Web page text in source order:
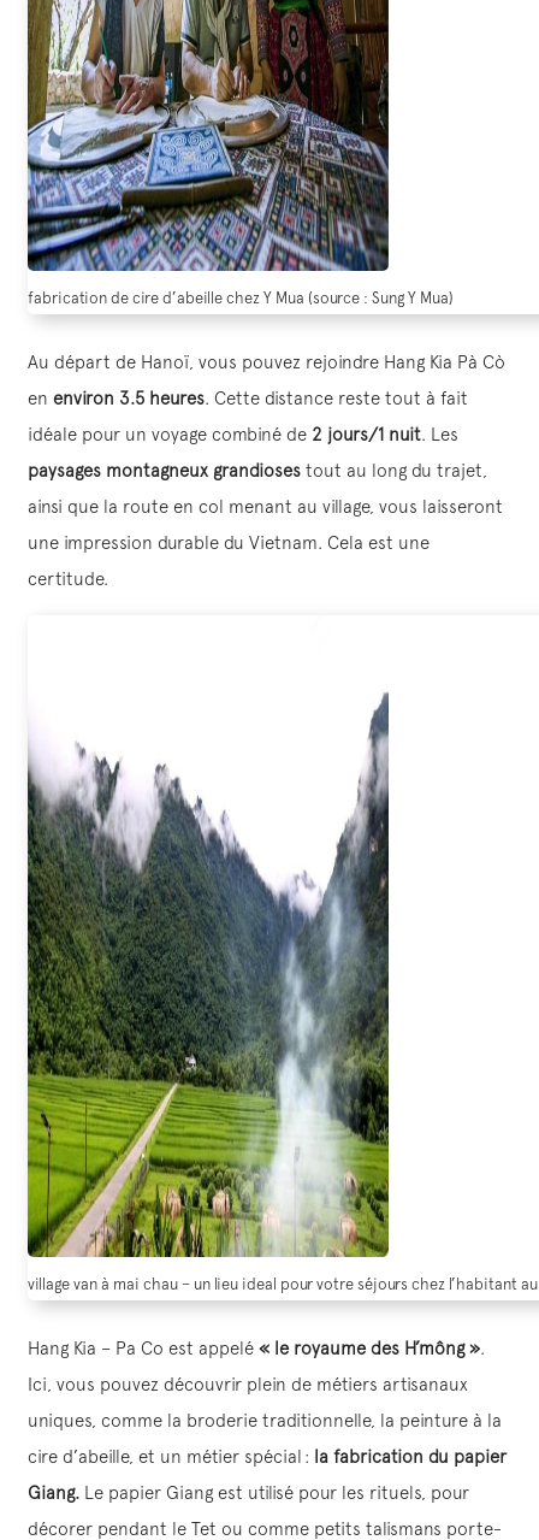
fabrication de cire d’abeille chez Y Mua (source : Sung Y Mua)
Au départ de Hanoï, vous pouvez rejoindre Hang Kia Pà Cò
en environ 3.5 heures. Cette distance reste tout à fait
idéale pour un voyage combiné de 2 jours/1 nuit. Les
paysages montagneux grandioses tout au long du trajet,
ainsi que la route en col menant au village, vous laisseront
une impression durable du Vietnam. Cela est une
certitude.
village van à mai chau – un lieu ideal pour votre séjours chez l’habitant
Hang Kia – Pa Co est appelé « le royaume des H’mông ».
Ici, vous pouvez découvrir plein de métiers artisanaux
uniques, comme la broderie traditionnelle, la peinture à la
cire d’abeille, et un métier spécial : la fabrication du papier
Giang. Le papier Giang est utilisé pour les rituels, pour
décorer pendant le Tet ou comme petits talismans porte-